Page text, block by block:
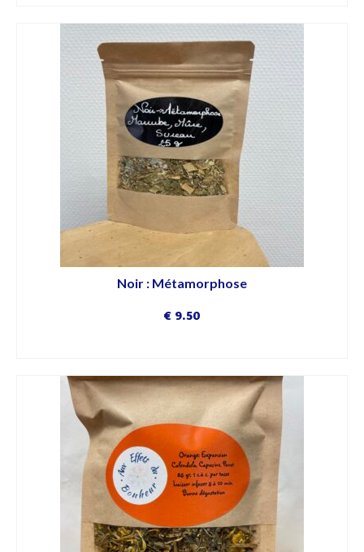
Noir : Métamorphose
€ 9.50